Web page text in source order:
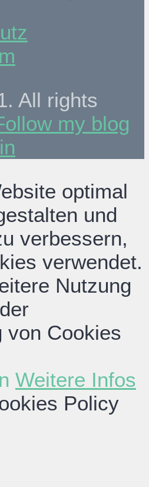
All rights
my blog
optimal
und
verbessern,
verwendet.
Nutzung
von Cookies
Weitere Infos
Policy